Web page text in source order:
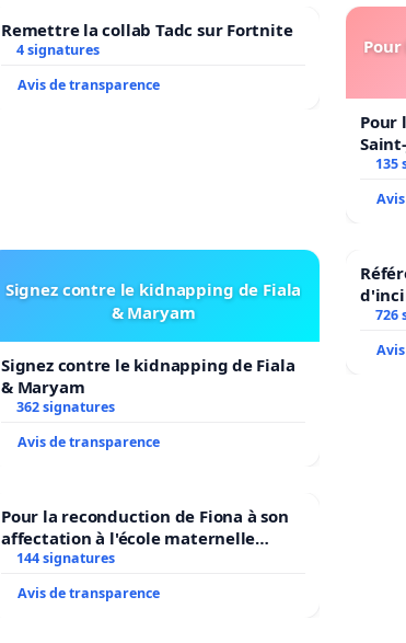
Remettre la collab Tadc sur Fortnite
4 signatures
Avis de transparence
Pour
135
Signez contre le kidnapping de Fiala
& Maryam
Signez contre le kidnapping de Fiala
& Maryam
362 signatures
Avis de transparence
726
Pour la reconduction de Fiona à son
affectation à l'école maternelle
LAMARTINE auprès de Léo N. en
2026/2027
144 signatures
Avis de transparence